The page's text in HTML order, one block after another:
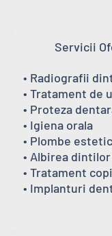
Servicii
• Radiografii
• Tratament de
• Proteza
• Igiena orala
• Plombe
• Albirea dintilor
• Tratament
• Implanturi